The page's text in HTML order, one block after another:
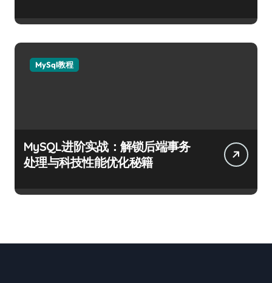
MySql教程
MySQL进阶实战：解锁后端事务
处理与科技性能优化秘籍